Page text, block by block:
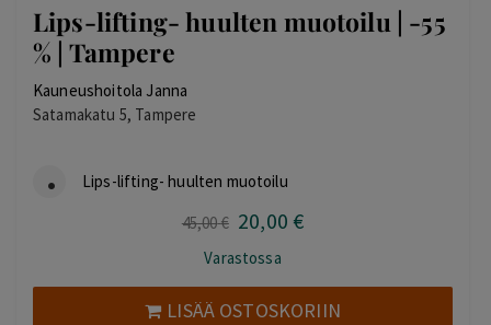
Lips-lifting- huulten muotoilu | -55
% | Tampere
Kauneushoitola Janna
Satamakatu 5, Tampere
Lips-lifting- huulten muotoilu
45,00€ Alkuperäinen
oli:
45,00 €.
20,00 €Nykyinen
20,00 €.
Varastossa
LISÄÄ OSTOSKORIIN